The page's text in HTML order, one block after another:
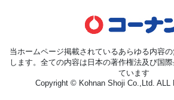
当ホームページ掲載されているあらゆる内容
します。全ての内容は日本の著作権法及び国
ています
Copyright © Kohnan Shoji Co.,Ltd. ALL